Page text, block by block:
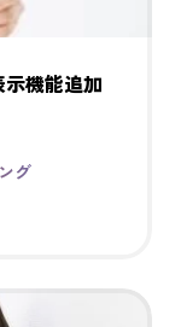
機能追加
グ